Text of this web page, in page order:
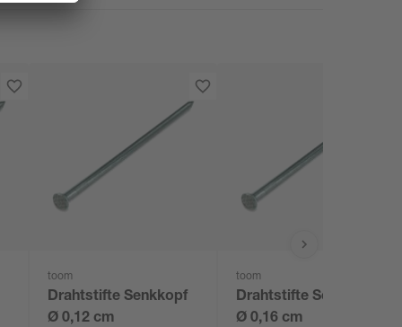
toom
Drahtstifte Senkkopf
Ø 0,12 cm
toom
Drahtstifte Senkkopf
Ø 0,16 cm